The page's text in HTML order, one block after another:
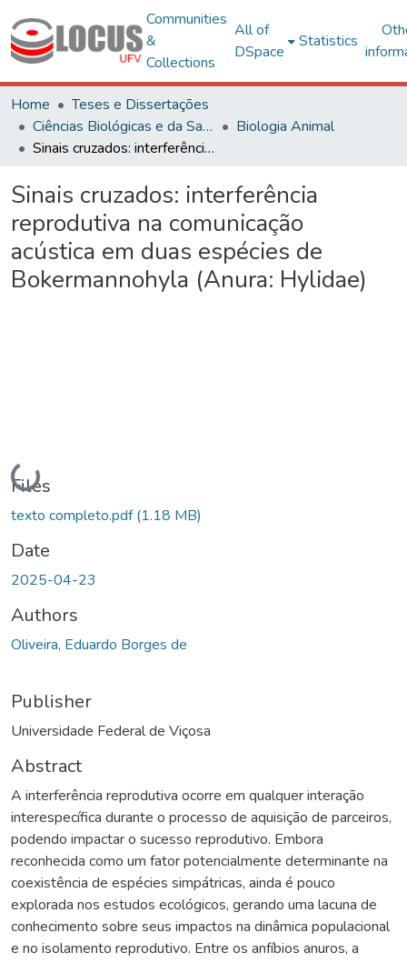
Communities
&
Collections
All of
DSpace
Statistics
Home
Teses e Dissertações
Ciências Biológicas e da Saúde
Biologia Animal
Sinais cruzados: interferência reprodutiva na comunicação acústica em duas espécies de Bokermannohyla (Anura: Hylidae)
Sinais cruzados: interferência
reprodutiva na comunicação
acústica em duas espécies de
Bokermannohyla (Anura: Hylidae)
Loading...
Files
texto completo.pdf(1.18 MB)
Date
2025-04-23
Authors
Oliveira, Eduardo Borges de
Publisher
Universidade Federal de Viçosa
Abstract
A interferência reprodutiva ocorre em qualquer interação
interespecífica durante o processo de aquisição de parceiros,
podendo impactar o sucesso reprodutivo. Embora
reconhecida como um fator potencialmente determinante na
coexistência de espécies simpátricas, ainda é pouco
explorada nos estudos ecológicos, gerando uma lacuna de
conhecimento sobre seus impactos na dinâmica populacional
e no isolamento reprodutivo. Entre os anfíbios anuros, a